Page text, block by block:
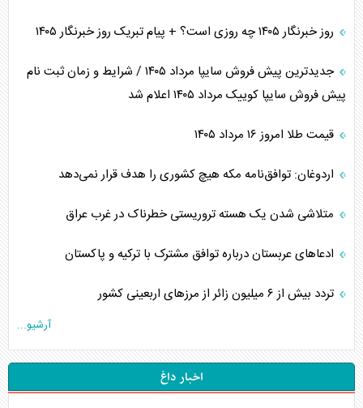
روز خبرنگار ۱۴۰۵ چه روزی است؟ + پیام تبریک روز خبرنگار ۱۴۰۵
جدیدترین پیش فروش سایپا مرداد ۱۴۰۵ / شرایط و زمان ثبت نام
پیش فروش سایپا کوییک مرداد ۱۴۰۵ اعلام شد
قیمت طلا امروز ۱۶ مرداد ۱۴۰۵
اردوغان: توافق‌نامه مکه هیچ کشوری را هدف قرار نمی‌دهد
متلاشی شدن یک هسته تروریستی خطرناک در غرب عراق
ادعاهای عربستان درباره توافق مشترک با ترکیه و پاکستان
تردد بیش از ۶ میلیون زائر از مرزهای اربعینی کشور
آرشیو...
اخبار داغ